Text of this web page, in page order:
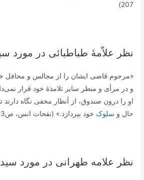
207)
نظر علاّمۀ طباطبائی در مورد
«مرحوم قاضی ایشان را از مجالس و محافل
و در مرأی و منظر سایر تلامذۀ خود قرار
او را درون صندوق، از أنظار مخفی نگاه دارند تا
حال و سلوک خود بپردازد.» (نفحات انس، ص23)
نظر علامه طهرانی در مورد